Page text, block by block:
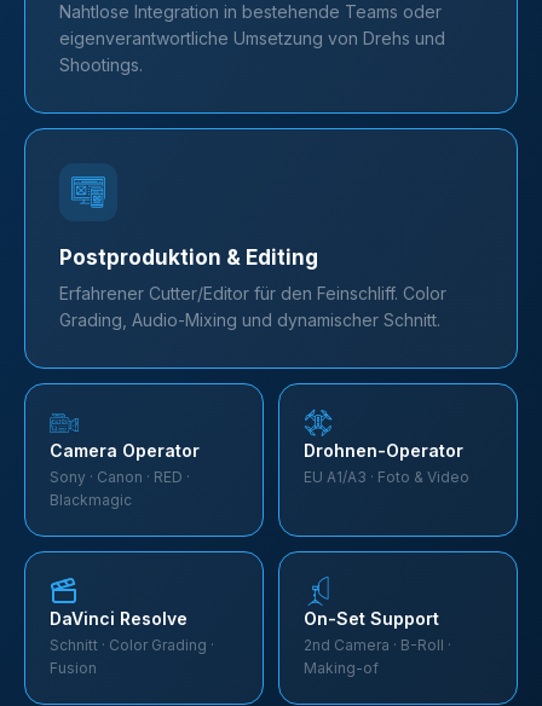
Nahtlose Integration in bestehende Teams oder
eigenverantwortliche Umsetzung von Drehs und
Shootings.
Postproduktion & Editing
Erfahrener Cutter/Editor für den Feinschliff. Color
Grading, Audio-Mixing und dynamischer Schnitt.
Camera Operator
Sony · Canon · RED ·
Blackmagic
Drohnen-Operator
EU A1/A3 · Foto & Video
DaVinci Resolve
Schnitt · Color Grading ·
Fusion
On-Set Support
2nd Camera · B-Roll ·
Making-of